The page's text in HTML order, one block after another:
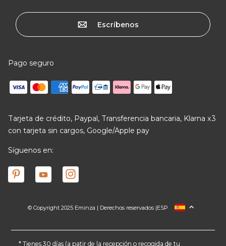
Escríbenos
Pago seguro
Tarjeta de crédito, Paypal, Transferencia bancaria, Klarna x3
con tarjeta sin cargos, Google/Apple pay
Síguenos en:
© Copyright 2025 Eminza | Derechos reservados |
FRANCIA
ALEMANIA
ESP
* Tienes 30 días (a patir de la recepción o recogida de tu